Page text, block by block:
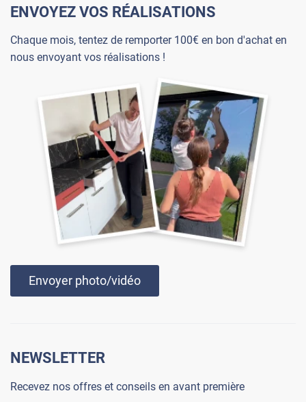
ENVOYEZ VOS RÉALISATIONS
Chaque mois, tentez de remporter 100€ en bon d'achat en
nous envoyant vos réalisations !
Envoyer photo/vidéo
NEWSLETTER
Recevez nos offres et conseils en avant première